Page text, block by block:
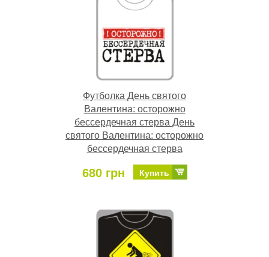
Футболка День святого
Валентина: осторожно
бессердечная стерва День
святого Валентина: осторожно
бессердечная стерва
680 грн Купить